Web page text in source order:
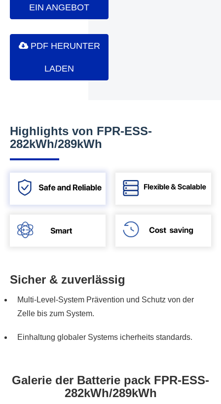
EIN ANGEBOT
PDF HERUNTER
LADEN
Highlights von FPR-ESS-
282kWh/289kWh
Sicher & zuverlässig
Multi-Level-System Prävention und Schutz von der
Zelle bis zum System.
Einhaltung globaler Systems icherheits standards.
Galerie der Batterie pack FPR-ESS-
282kWh/289kWh